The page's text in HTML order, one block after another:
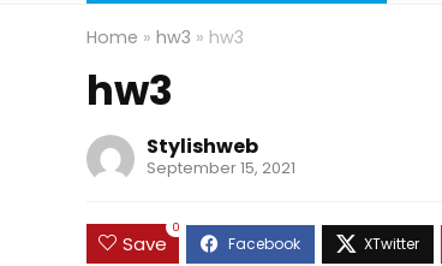
Home » hw3 » hw3
hw3
Stylishweb
September 15, 2021
Save
0